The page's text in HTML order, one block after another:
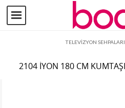
TELEVİZYON
2104 İYON 180 CM